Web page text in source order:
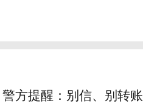
方提醒：别信、别转账